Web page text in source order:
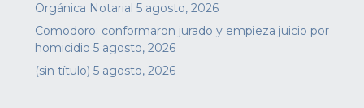
Orgánica Notarial 5 agosto, 2026
Comodoro: conformaron jurado y empieza juicio por
homicidio 5 agosto, 2026
(sin título) 5 agosto, 2026